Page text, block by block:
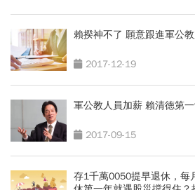
賴揆神不了 願意跟進軍公
2017-12-19
軍公教人員加薪 賴清徳第一
2017-09-15
存1千萬0050提早退休，每